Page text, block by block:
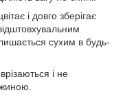
і довго зберігає
сухим в будь-
і не